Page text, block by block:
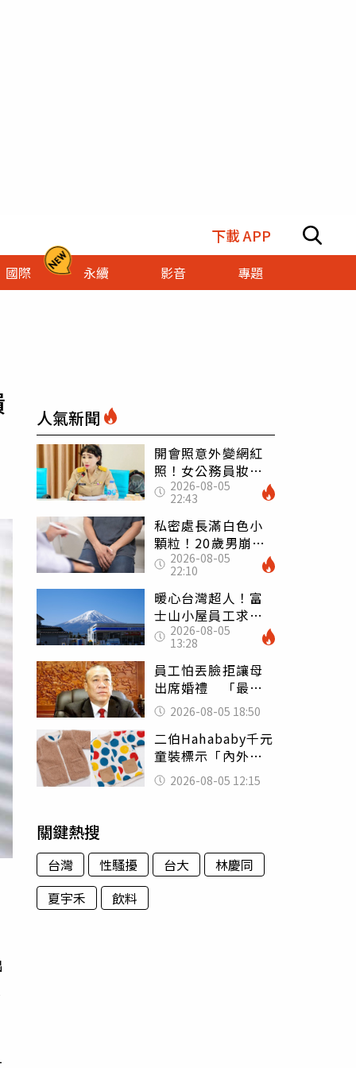
下載 APP
國際 永續 影音 專題
人氣新聞
開會照意外變網紅
照！女公務員妝容
掀2千則留言 本人
怒嗆：化妝有錯嗎
2026-08-05
22:43
私密處長滿白色小
顆粒！20歲男崩潰
求診 醫曝5大真相
別再誤會
2026-08-05
22:10
暖心台灣超人！富
士山小屋員工求助
「想活下去」 山
友狂背物資上山：
台灣真的是寶島
2026-08-05
13:28
員工怕丟臉拒讓母
出席婚禮 「最愛
發錢老闆」震怒開
除：我看不起你
2026-08-05 18:50
二伯Hahababy千元
童裝標示「內外層
皆純棉」 SGS檢
測證明：內裡100%
2026-08-05 12:15
關鍵熱搜
台灣 性騷擾 台大
林慶同
夏宇禾
飲料